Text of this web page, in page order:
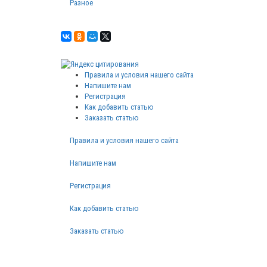
Разное
Правила и условия нашего сайта
Напишите нам
Регистрация
Как добавить статью
Заказать статью
Правила и условия нашего сайта
Напишите нам
Регистрация
Как добавить статью
Заказать статью